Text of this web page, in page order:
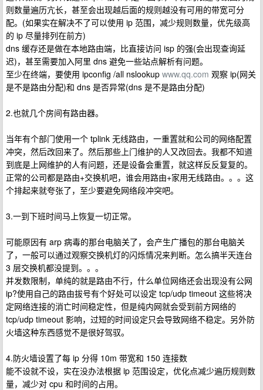
则数量遍历亢长，甚至会出现越后面的规则越没有可用的带宽可分
配。(如果实在解决不了可以使用 ip 范围，减少规则数量，优先级高
的 ip 尽量排列在前方)
dns 缓存还是做在本地路由端，比直接访问 isp 的强(会出现查询延
迟)，甚至需要加入阿里 dns 避免一些站点解析有问题。
至少在终端，要使用 ipconfig /all nslookup www.qq.com 观察 ip(网关
是不是路由分配)和 dns 是否异常(dns 是不是路由分配)
2.也就几个房间有路由器。
当年有个部门使用一个 tplink 无线路由，一重置就和公司的网络配置
冲突，然后改回来了。然后那些上门维护的人又改回去。我都不知道
到底是上网维护的人有问题，还是设备会重置，就这样反反复复的。
正常的公司都是路由+交换机吧，谁会用路由+家用无线路由。。。这
个排起来就夸张了，至少要避免网络段冲突吧。
3.一到下班时间马上恢复一切正常。
可能原因有 arp 病毒的那台电脑关了，会产生广播包的那台电脑关
了，一般可以通过观察交换机灯的闪烁情况来判断。怎么搞半天连台
3 层交换机都没提到。。。
并发数限制，单纯的就是路由不行，什么单位网络还会出现没有公网
ip?使用自己的路由拔号有个好处可以设定 tcp/udp timeout 这些将决
定网络连接的消亡时间稳定性，但是纯内网就会受到前方网络的
tcp/udp timeout 影响，过短的时间设定只会导致网络不稳定。另外防
火墙这种东西感觉不是很好驾驭。
4.防火墙设置了每 ip 分得 10m 带宽和 150 连接数
能不设就不设，实在没办法根据 ip 范围设定，优化点减少遍历规则数
量，减少对 cpu 和时间的占用。